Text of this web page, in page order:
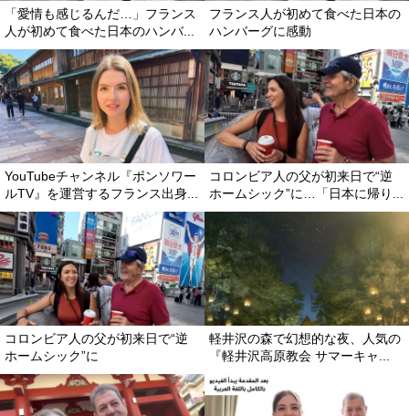
「愛情も感じるんだ…」フランス
人が初めて食べた日本のハンバ...
フランス人が初めて食べた日本の
ハンバーグに感動
YouTubeチャンネル『ボンソワー
ルTV』を運営するフランス出身...
コロンビア人の父が初来日で“逆
ホームシック”に…「日本に帰り...
コロンビア人の父が初来日で“逆
ホームシック”に
軽井沢の森で幻想的な夜、人気の
『軽井沢高原教会 サマーキャ...